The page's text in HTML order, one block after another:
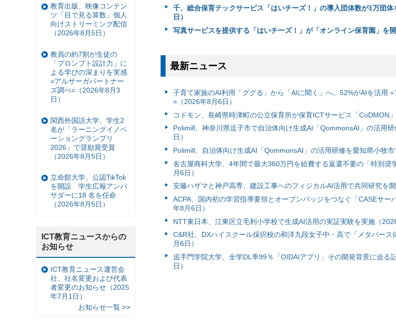
千、総合保育テックサービス「はいチーズ！」の導入団体数が1万団
日）
写真サービスを提供する「はいチーズ！」が「オンライン保育園」を
最新ニュース
子育て家族のAI利用「ググる」から「AIに聞く」へ。52%がAIを活用
=（2026年8月6日）
コドモン、長崎県時津町の公立保育所が保育ICTサービス「CoDMON
Polimill、神奈川県逗子市で自治体向け生成AI「QommonsAI」の活用
日）
Polimill、自治体向け生成AI「QommonsAI」の活用研修を愛知県小牧市
名古屋商科大学、4年間で最大360万円を給費する返還不要の「特別奨
月6日）
安藤ハザマと神戸高専、建設工事へのフィジカルAI活用で共同研究を
ACPA、国内初の学習指導要領とオープンバッジをつなぐ「CASEサー
年8月6日）
NTT東日本、江東区立毛利小学校で生成AI活用の実証実験を実施（
C&R社、DXハイスクール採択校の和洋九段女子中・高で「メタバース
月6日）
追手門学院大学、全学DL率99％「OIDAIアプリ」その開発背景に迫る
日）
教育出版、映像コンテン
ツ「目で見る算数」個人
向けストリーミング配信
（2026年8月5日）
教員の約7割が生徒の
「プロンプト設計力」に
よる学びの深まりを実感
=アルサーガパートナー
ズ調べ=（2026年8月3
日）
関西外国語大学、学生2
名が「ラーニングイノベ
ーショングランプリ
2026」で奨励賞受賞
（2026年8月5日）
立命館大学、公認TikTok
を開設 学生広報アンバ
サダーに18 名を任命
（2026年8月5日）
ICT教育ニュースからの
お知らせ
ICT教育ニュース運営会
社、社名変更および代表
者変更のお知らせ（2025
年7月1日）
お知らせ一覧 >>